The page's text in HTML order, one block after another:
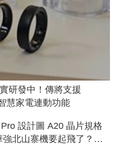
研發中！傳將支援
慧家電連動功能
設計圖 A20 晶片規格
強北山寨機要起飛了？專